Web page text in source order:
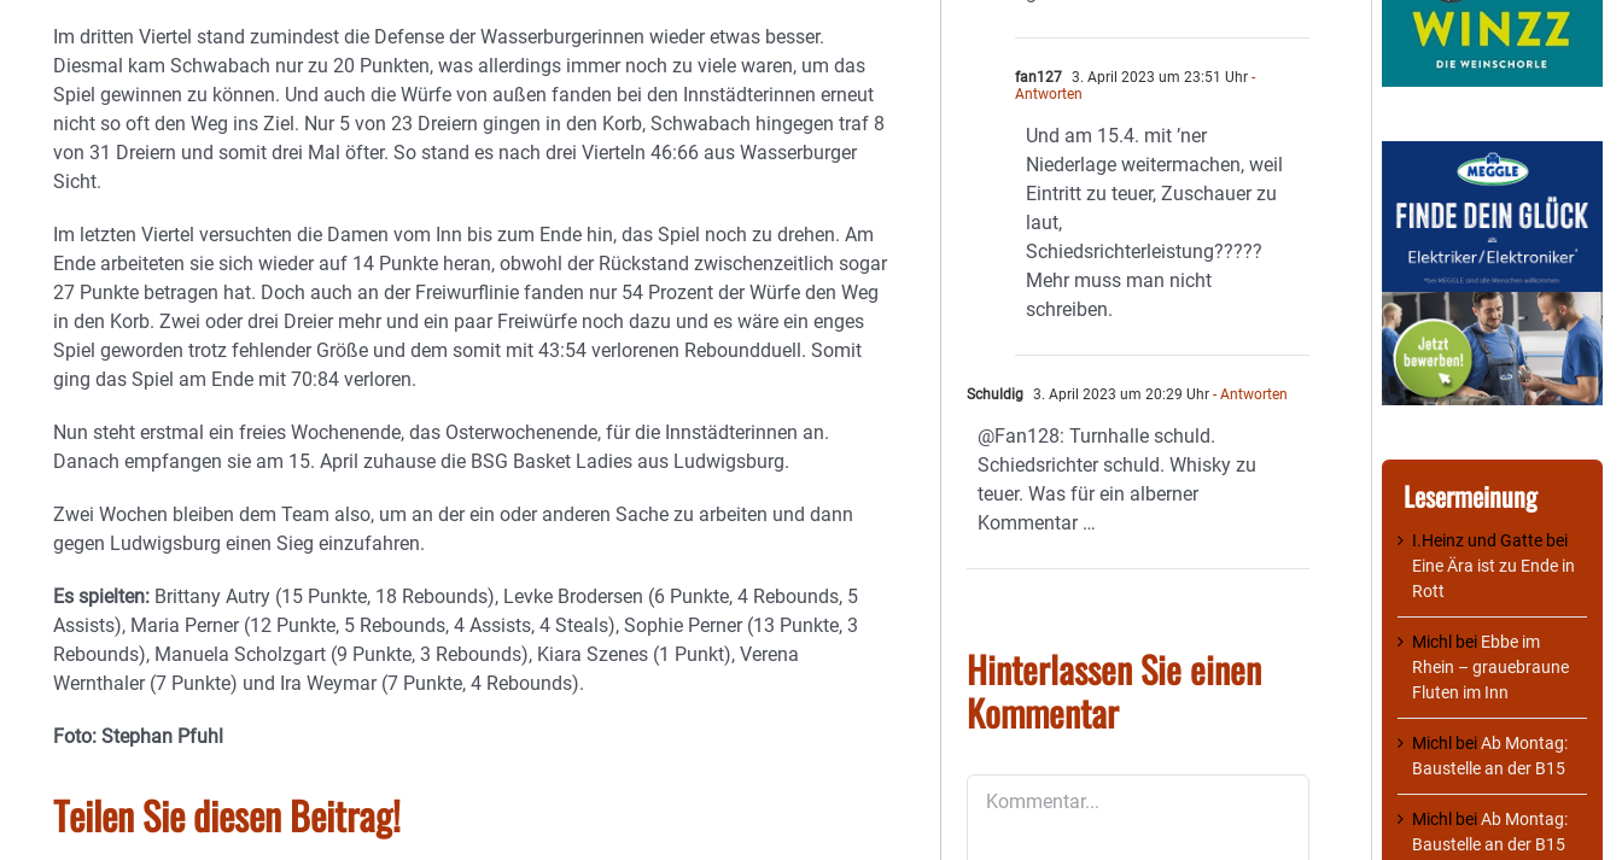
Im dritten Viertel stand zumindest die Defense der Wasserburgerinnen wieder etwas besser.
Diesmal kam Schwabach nur zu 20 Punkten, was allerdings immer noch zu viele waren, um das
Spiel gewinnen zu können. Und auch die Würfe von außen fanden bei den Innstädterinnen erneut
nicht so oft den Weg ins Ziel. Nur 5 von 23 Dreiern gingen in den Korb, Schwabach hingegen traf 8
von 31 Dreiern und somit drei Mal öfter. So stand es nach drei Vierteln 46:66 aus Wasserburger
Sicht.
Im letzten Viertel versuchten die Damen vom Inn bis zum Ende hin, das Spiel noch zu drehen. Am
Ende arbeiteten sie sich wieder auf 14 Punkte heran, obwohl der Rückstand zwischenzeitlich sogar
27 Punkte betragen hat. Doch auch an der Freiwurflinie fanden nur 54 Prozent der Würfe den Weg
in den Korb. Zwei oder drei Dreier mehr und ein paar Freiwürfe noch dazu und es wäre ein enges
Spiel geworden trotz fehlender Größe und dem somit mit 43:54 verlorenen Reboundduell. Somit
ging das Spiel am Ende mit 70:84 verloren.
Nun steht erstmal ein freies Wochenende, das Osterwochenende, für die Innstädterinnen an.
Danach empfangen sie am 15. April zuhause die BSG Basket Ladies aus Ludwigsburg.
Zwei Wochen bleiben dem Team also, um an der ein oder anderen Sache zu arbeiten und dann
gegen Ludwigsburg einen Sieg einzufahren.
Es spielten: Brittany Autry (15 Punkte, 18 Rebounds), Levke Brodersen (6 Punkte, 4 Rebounds, 5
Assists), Maria Perner (12 Punkte, 5 Rebounds, 4 Assists, 4 Steals), Sophie Perner (13 Punkte, 3
Rebounds), Manuela Scholzgart (9 Punkte, 3 Rebounds), Kiara Szenes (1 Punkt), Verena
Wernthaler (7 Punkte) und Ira Weymar (7 Punkte, 4 Rebounds).
Foto: Stephan Pfuhl
Teilen Sie diesen Beitrag!
fan127 3. April 2023 um 23:51 Uhr -
Antworten
Und am 15.4. mit ’ner
Niederlage weitermachen, weil
Eintritt zu teuer, Zuschauer zu
laut,
Schiedsrichterleistung?????
Mehr muss man nicht
schreiben.
Schuldig 3. April 2023 um 20:29 Uhr - Antworten
@Fan128: Turnhalle schuld.
Schiedsrichter schuld. Whisky zu
teuer. Was für ein alberner
Kommentar …
Hinterlassen Sie einen
Kommentar
Lesermeinung
I.Heinz und Gatte bei
Eine Ära ist zu Ende in
Rott
Michl bei Ebbe im
Rhein – grauebraune
Fluten im Inn
Michl beiAb Montag:
Baustelle an der B15
Michl beiAb Montag:
Baustelle an der B15